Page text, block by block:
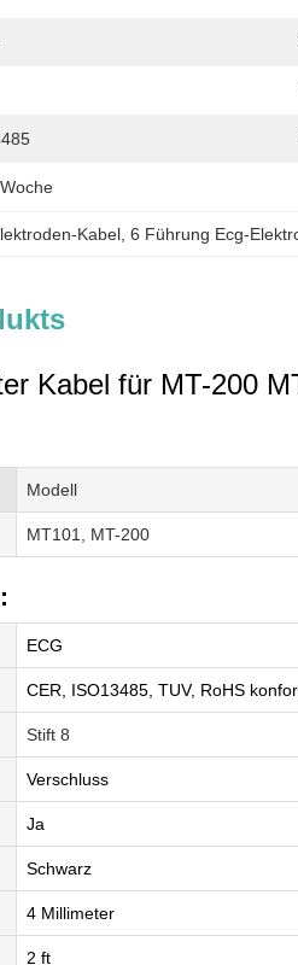
Kabel , 6 Führung Ecg-
Kabel für MT-200
Modell
MT101, MT-200
ECG
CER, ISO13485, TUV, RoHS
Stift 8
Verschluss
Ja
Schwarz
4 Millimeter
2 ft